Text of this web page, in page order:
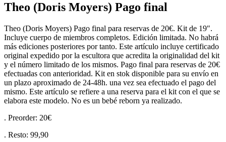
Theo (Doris Moyers) Pago final
Theo (Doris Moyers) Pago final para reservas de 20€. Kit de 19″.
Incluye cuerpo de miembros completos. Edición limitada. No habrá
más ediciones posteriores por tanto. Este artículo incluye certificado
original expedido por la escultora que acredita la originalidad del kit
y el número limitado de los mismos. Pago final para reservas de 20€
efectuadas con anterioridad. Kit en stok disponible para su envío en
un plazo aproximado de 24-48h. una vez sea efectuado el pago del
mismo. Este artículo se refiere a una reserva para el kit con el que se
elabora este modelo. No es un bebé reborn ya realizado.
. Preorder: 20€
. Resto: 99,90